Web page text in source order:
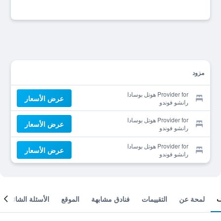
مزود
Provider for هوتل بوسادا
رانشو فوندو
عرض الأسعار
Provider for هوتل بوسادا
رانشو فوندو
عرض الأسعار
Provider for هوتل بوسادا
رانشو فوندو
عرض الأسعار
لمحة عن التقييمات فنادق مشابهة الموقع الأسئلة الشائعة